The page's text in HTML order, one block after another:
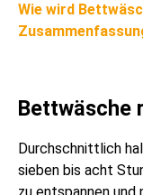
Wie wird
Bettwäsche
Durchschnittlich
sieben bis acht